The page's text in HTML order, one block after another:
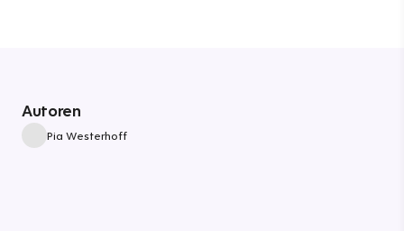
Autoren
Pia Westerhoff